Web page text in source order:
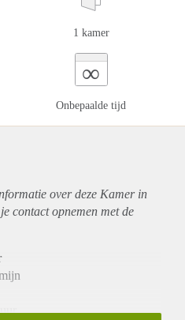
1 kamer
∞
Onbepaalde tijd
over deze Kamer in
contact opnemen met de